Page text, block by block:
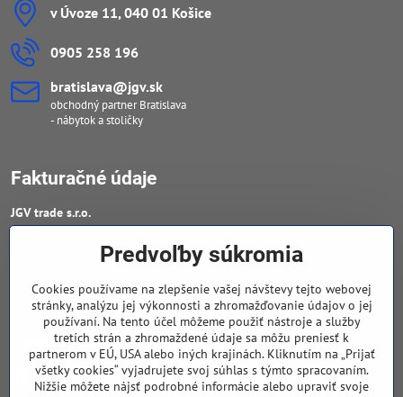
v Úvoze 11, 040 01 Košice
0905 258 196
bratislava​@jgv​.sk
obchodný partner Bratislava
- nábytok a stoličky
Fakturačné údaje
JGV trade s​.r​.o​.
DIČ : 20223652906
IČ DPH : SK 2023652906
Sledujte naše novinky
Facebook
Predvoľby súkromia
Cookies používame na zlepšenie vašej návštevy tejto webovej
stránky, analýzu jej výkonnosti a zhromažďovanie údajov o jej
používaní. Na tento účel môžeme použiť nástroje a služby
tretích strán a zhromaždené údaje sa môžu preniesť k
partnerom v EÚ, USA alebo iných krajinách. Kliknutím na „Prijať
všetky cookies“ vyjadrujete svoj súhlas s týmto spracovaním.
Nižšie môžete nájsť podrobné informácie alebo upraviť svoje